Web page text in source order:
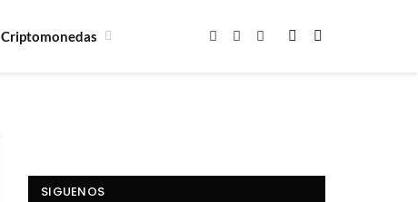
Criptomonedas Facebook
X
Instagram
SIGUENOS